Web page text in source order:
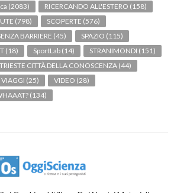
(2083) RICERCANDO ALL'ESTERO (158)
(798) SCOPERTE (576)
BARRIERE (45) SPAZIO (115)
(18) SportLab (14) STRANIMONDI (151)
TRIESTE CITTÀ DELLA CONOSCENZA (44)
VIAGGI (25) VIDEO (28)
(134)